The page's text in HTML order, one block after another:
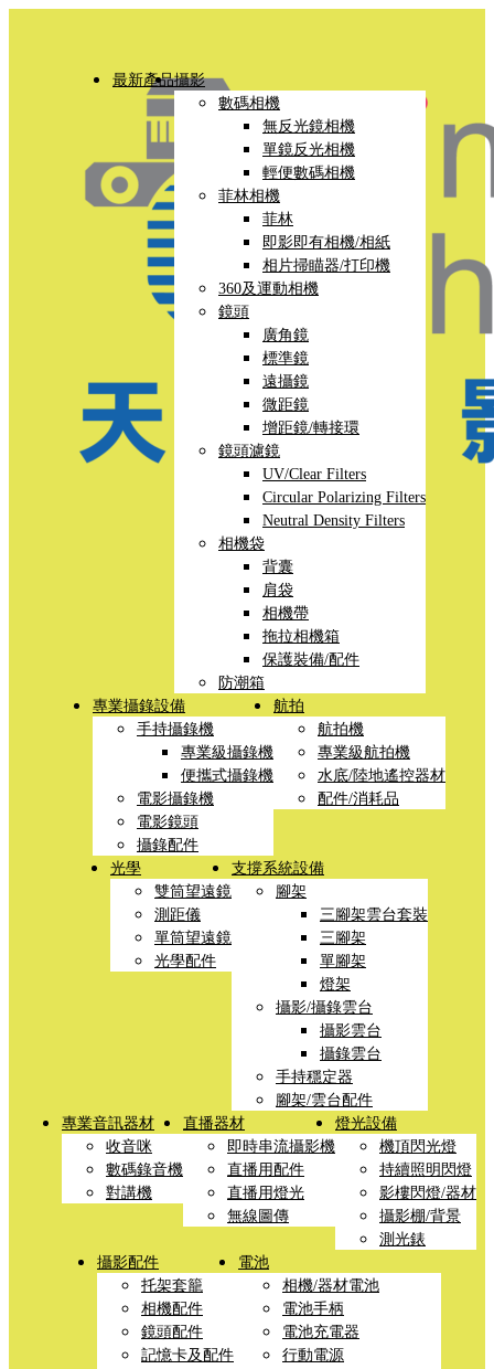
最新產品攝影
數碼相機
無反光鏡相機
單鏡反光相機
輕便數碼相機
菲林相機
菲林
即影即有相機/相紙
相片掃瞄器/打印機
360及運動相機
鏡頭
廣角鏡
標準鏡
遠攝鏡
微距鏡
增距鏡/轉接環
鏡頭濾鏡
UV/Clear Filters
Circular Polarizing Filters
Neutral Density Filters
相機袋
背囊
肩袋
相機帶
拖拉相機箱
保護裝備/配件
防潮箱
專業攝錄設備
手持攝錄機
專業級攝錄機
便攜式攝錄機
電影攝錄機
電影鏡頭
攝錄配件
航拍
航拍機
專業級航拍機
水底/陸地遙控器材
配件/消耗品
光學
雙筒望遠鏡
測距儀
單筒望遠鏡
光學配件
支撐系統設備
腳架
三腳架雲台套裝
三腳架
單腳架
燈架
攝影/攝錄雲台
攝影雲台
攝錄雲台
手持穩定器
腳架/雲台配件
專業音訊器材
收音咪
數碼錄音機
對講機
直播器材
即時串流攝影機
直播用配件
直播用燈光
無線圖傳
燈光設備
機頂閃光燈
持續照明閃燈
影樓閃燈/器材
攝影棚/背景
測光錶
攝影配件
托架套籠
相機配件
鏡頭配件
記憶卡及配件
電池
相機/器材電池
電池手柄
電池充電器
行動電源